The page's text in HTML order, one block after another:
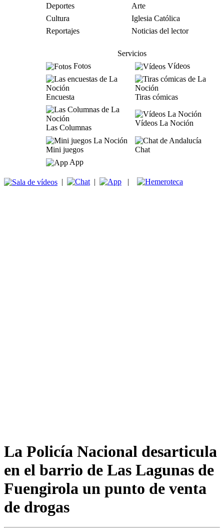
Deportes
Arte
Cultura
Iglesia Católica
Reportajes
Noticias del lector
Servicios
Fotos
Vídeos
Encuesta Tiras cómicas
Las Columnas
Vídeos La Noción
Mini juegos
Chat
App
| | |
La Policía Nacional desarticula
en el barrio de Las Lagunas de
Fuengirola un punto de venta
de drogas